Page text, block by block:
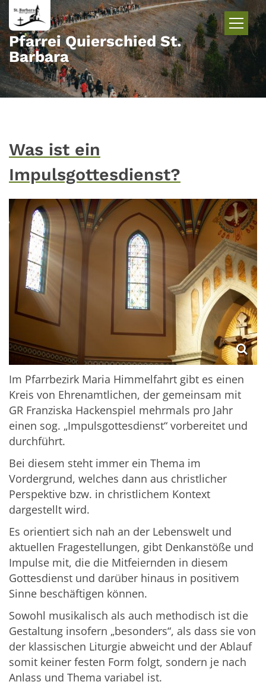
Zum Inhalt springen
Pfarrei Quierschied St.
Barbara
Was ist ein
Impulsgottesdienst?
Im Pfarrbezirk Maria Himmelfahrt gibt es einen
Kreis von Ehrenamtlichen, der gemeinsam mit
GR Franziska Hackenspiel mehrmals pro Jahr
einen sog. „Impulsgottesdienst“ vorbereitet und
durchführt.
Bei diesem steht immer ein Thema im
Vordergrund, welches dann aus christlicher
Perspektive bzw. in christlichem Kontext
dargestellt wird.
Es orientiert sich nah an der Lebenswelt und
aktuellen Fragestellungen, gibt Denkanstöße und
Impulse mit, die die Mitfeiernden in diesem
Gottesdienst und darüber hinaus in positivem
Sinne beschäftigen können.
Sowohl musikalisch als auch methodisch ist die
Gestaltung insofern „besonders“, als dass sie von
der klassischen Liturgie abweicht und der Ablauf
somit keiner festen Form folgt, sondern je nach
Anlass und Thema variabel ist.